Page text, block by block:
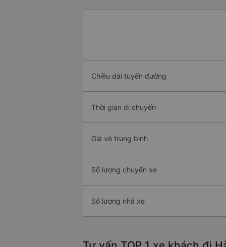
Chiều dài tuyến đường
Thời gian di chuyển
Giá vé trung bình
Số lượng chuyến xe
Số lượng nhà xe